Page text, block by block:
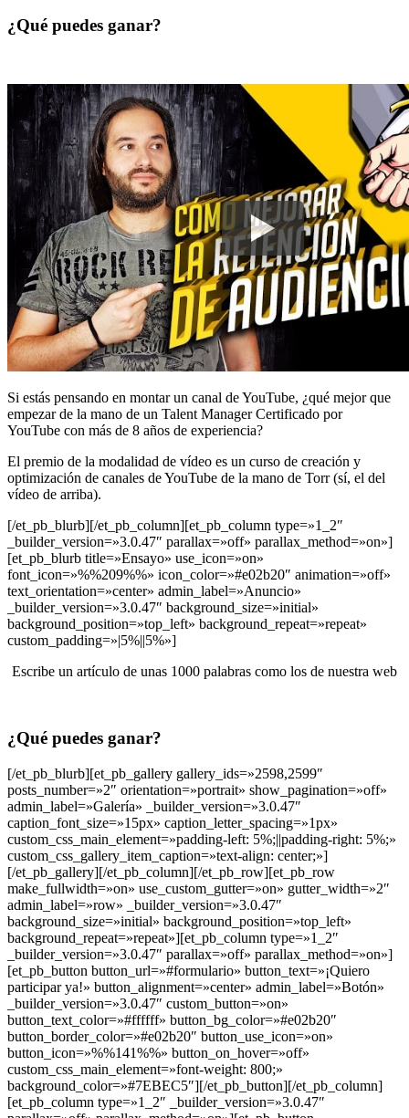
¿Qué puedes ganar?
Si estás pensando en montar un canal de YouTube, ¿qué mejor que
empezar de la mano de un Talent Manager Certificado por
YouTube con más de 8 años de experiencia?
El premio de la modalidad de vídeo es un curso de creación y
optimización de canales de YouTube de la mano de Torr (sí, el del
vídeo de arriba).
[/et_pb_blurb][/et_pb_column][et_pb_column type=»1_2″
_builder_version=»3.0.47″ parallax=»off» parallax_method=»on»]
[et_pb_blurb title=»Ensayo» use_icon=»on»
font_icon=»%%209%%» icon_color=»#e02b20″ animation=»off»
text_orientation=»center» admin_label=»Anuncio»
_builder_version=»3.0.47″ background_size=»initial»
background_position=»top_left» background_repeat=»repeat»
custom_padding=»|5%||5%»]
Escribe un artículo de unas 1000 palabras como los de nuestra web
¿Qué puedes ganar?
[/et_pb_blurb][et_pb_gallery gallery_ids=»2598,2599″
posts_number=»2″ orientation=»portrait» show_pagination=»off»
admin_label=»Galería» _builder_version=»3.0.47″
caption_font_size=»15px» caption_letter_spacing=»1px»
custom_css_main_element=»padding-left: 5%;||padding-right: 5%;»
custom_css_gallery_item_caption=»text-align: center;»]
[/et_pb_gallery][/et_pb_column][/et_pb_row][et_pb_row
make_fullwidth=»on» use_custom_gutter=»on» gutter_width=»2″
admin_label=»row» _builder_version=»3.0.47″
background_size=»initial» background_position=»top_left»
background_repeat=»repeat»][et_pb_column type=»1_2″
_builder_version=»3.0.47″ parallax=»off» parallax_method=»on»]
[et_pb_button button_url=»#formulario» button_text=»¡Quiero
participar ya!» button_alignment=»center» admin_label=»Botón»
_builder_version=»3.0.47″ custom_button=»on»
button_text_color=»#ffffff» button_bg_color=»#e02b20″
button_border_color=»#e02b20″ button_use_icon=»on»
button_icon=»%%141%%» button_on_hover=»off»
custom_css_main_element=»font-weight: 800;»
background_color=»#7EBEC5″][/et_pb_button][/et_pb_column]
[et_pb_column type=»1_2″ _builder_version=»3.0.47″